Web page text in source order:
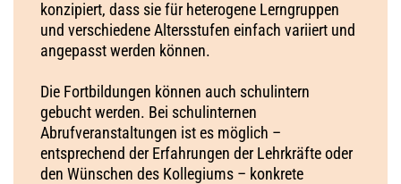
konzipiert, dass sie für heterogene Lerngruppen
und verschiedene Altersstufen einfach variiert und
angepasst werden können.
Die Fortbildungen können auch schulintern
gebucht werden. Bei schulinternen
Abrufveranstaltungen ist es möglich –
entsprechend der Erfahrungen der Lehrkräfte oder
den Wünschen des Kollegiums – konkrete